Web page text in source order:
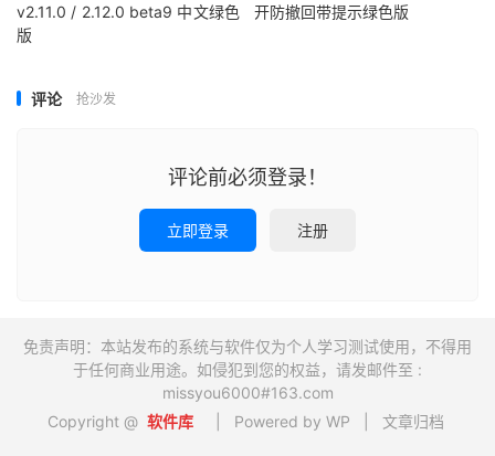
v2.11.0 / 2.12.0 beta9 中文绿色
版
开防撤回带提示绿色版
评论 抢沙发
评论前必须登录！
立即登录 注册
免责声明：本站发布的系统与软件仅为个人学习测试使用，不得用
于任何商业用途。如侵犯到您的权益，请发邮件至 :
missyou6000#163.com
Copyright @ 软件库 | Powered by WP | 文章归档